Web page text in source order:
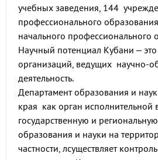
учебных заведения, 144
профессионального
начального профессионального
Научный потенциал Кубани –
организаций, ведущих научно-
деятельность.
Департамент образования и
края как орган исполнительной
государственную и
образования и науки на
частности, лсуществляет